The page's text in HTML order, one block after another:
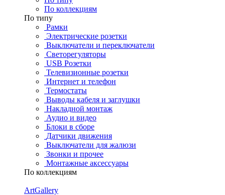
По коллекциям
По типу
Рамки
Электрические розетки
Выключатели и переключатели
Светорегуляторы
USB Розетки
Телевизионные розетки
Интернет и телефон
Термостаты
Выводы кабеля и заглушки
Накладной монтаж
Аудио и видео
Блоки в сборе
Датчики движения
Выключатели для жалюзи
Звонки и прочее
Монтажные аксессуары
По коллекциям
ArtGallery